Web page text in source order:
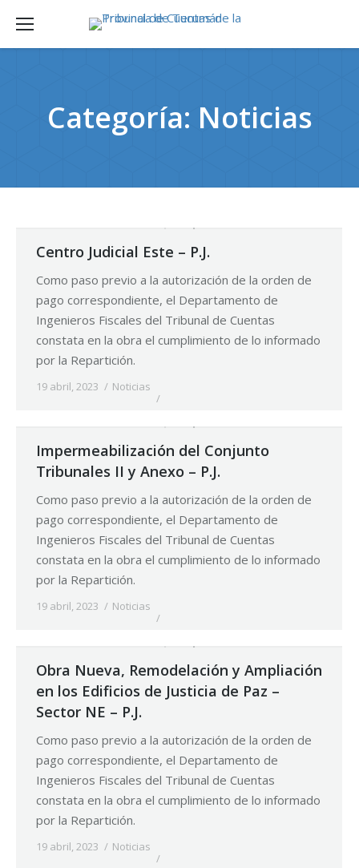
Categoría: Noticias
Centro Judicial Este – P.J.
Como paso previo a la autorización de la orden de
pago correspondiente, el Departamento de
Ingenieros Fiscales del Tribunal de Cuentas
constata en la obra el cumplimiento de lo informado
por la Repartición.
19 abril, 2023 Noticias
Impermeabilización del Conjunto
Tribunales II y Anexo – P.J.
Como paso previo a la autorización de la orden de
pago correspondiente, el Departamento de
Ingenieros Fiscales del Tribunal de Cuentas
constata en la obra el cumplimiento de lo informado
por la Repartición.
19 abril, 2023 Noticias
Obra Nueva, Remodelación y Ampliación
en los Edificios de Justicia de Paz –
Sector NE – P.J.
Como paso previo a la autorización de la orden de
pago correspondiente, el Departamento de
Ingenieros Fiscales del Tribunal de Cuentas
constata en la obra el cumplimiento de lo informado
por la Repartición.
19 abril, 2023 Noticias